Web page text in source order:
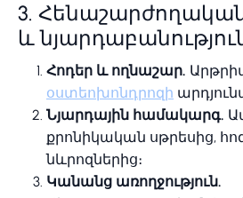
3.
և
Հոդեր և ողնաշար.
օստեոխոնդրոզի
Նյարդային համակարգ.
քրոնիկական սթրեսից,
նևրոզներից։
Կանանց առողջություն.